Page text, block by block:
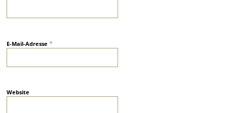
E-Mail-Adresse*
Website